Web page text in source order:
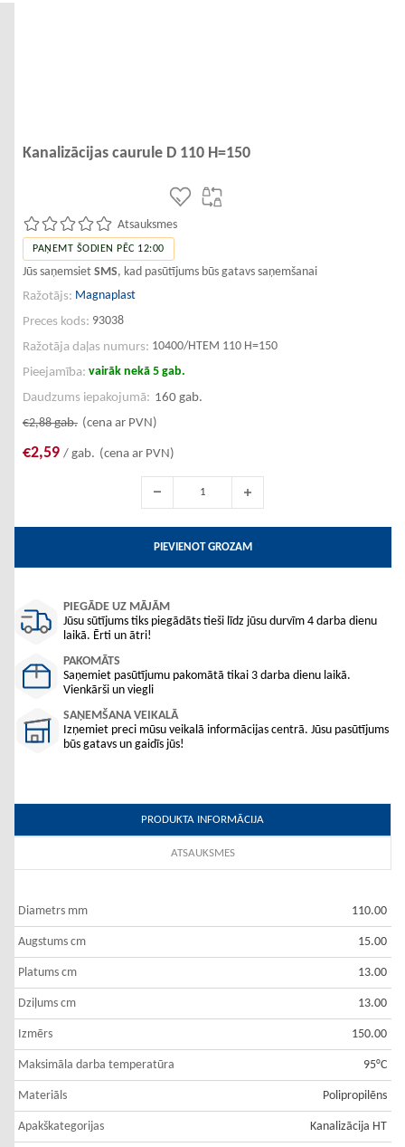
Kanalizācijas caurule D 110 H=150
Atsauksmes
PAŅEMT ŠODIEN PĒC 12:00
Jūs saņemsiet SMS, kad pasūtījums būs gatavs saņemšanai
Ražotājs: Magnaplast
Preces kods: 93038
Ražotāja daļas numurs: 10400/HTEM 110 H=150
Pieejamība: vairāk nekā 5 gab.
Daudzums iepakojumā: 160 gab.
€2,88gab. (cena ar PVN)
€2,59 / gab. (cena ar PVN)
PIEVIENOT GROZAM
PIEGĀDE UZ MĀJĀM
Jūsu sūtījums tiks piegādāts tieši līdz jūsu durvīm 4 darba dienu
laikā. Ērti un ātri!
PAKOMĀTS
Saņemiet pasūtījumu pakomātā tikai 3 darba dienu laikā.
Vienkārši un viegli
SAŅEMŠANA VEIKALĀ
Izņemiet preci mūsu veikalā informācijas centrā. Jūsu pasūtījums
būs gatavs un gaidīs jūs!
PRODUKTA INFORMĀCIJA
ATSAUKSMES
Diametrs mm 110.00
Augstums cm 15.00
Platums cm 13.00
Dziļums cm 13.00
Izmērs 150.00
Maksimāla darba temperatūra 95°C
Materiāls Polipropilēns
Apakškategorijas Kanalizācija HT